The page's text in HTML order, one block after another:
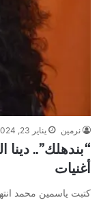
نرمين يناير 23, 2024
أغنيات
كتبت ياسمين محمد